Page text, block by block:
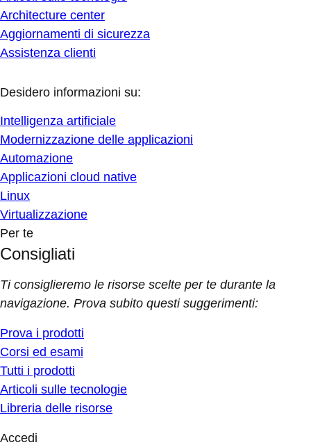
Architecture center
Aggiornamenti di sicurezza
Assistenza clienti
Desidero informazioni su:
Intelligenza artificiale
Modernizzazione delle applicazioni
Automazione
Applicazioni cloud native
Linux
Virtualizzazione
Per te
Consigliati
Ti consiglieremo le risorse scelte per te durante la
navigazione. Prova subito questi suggerimenti:
Prova i prodotti
Corsi ed esami
Tutti i prodotti
Articoli sulle tecnologie
Libreria delle risorse
Accedi